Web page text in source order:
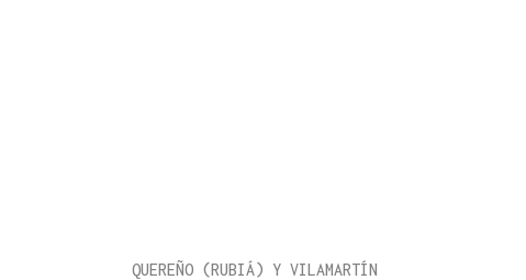
QUEREÑO (RUBIÁ) Y VILAMARTÍN